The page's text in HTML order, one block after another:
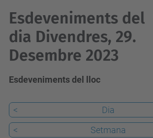
Esdeveniments del
dia Divendres, 29.
Desembre 2023
Esdeveniments del lloc
< Dia
<
Setmana